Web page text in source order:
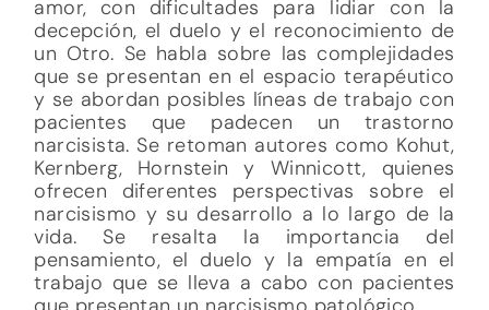
amor, con dificultades para lidiar con la
decepción, el duelo y el reconocimiento de
un Otro. Se habla sobre las complejidades
que se presentan en el espacio terapéutico
y se abordan posibles líneas de trabajo con
pacientes que padecen un trastorno
narcisista. Se retoman autores como Kohut,
Kernberg, Hornstein y Winnicott, quienes
ofrecen diferentes perspectivas sobre el
narcisismo y su desarrollo a lo largo de la
vida. Se resalta la importancia del
pensamiento, el duelo y la empatía en el
trabajo que se lleva a cabo con pacientes